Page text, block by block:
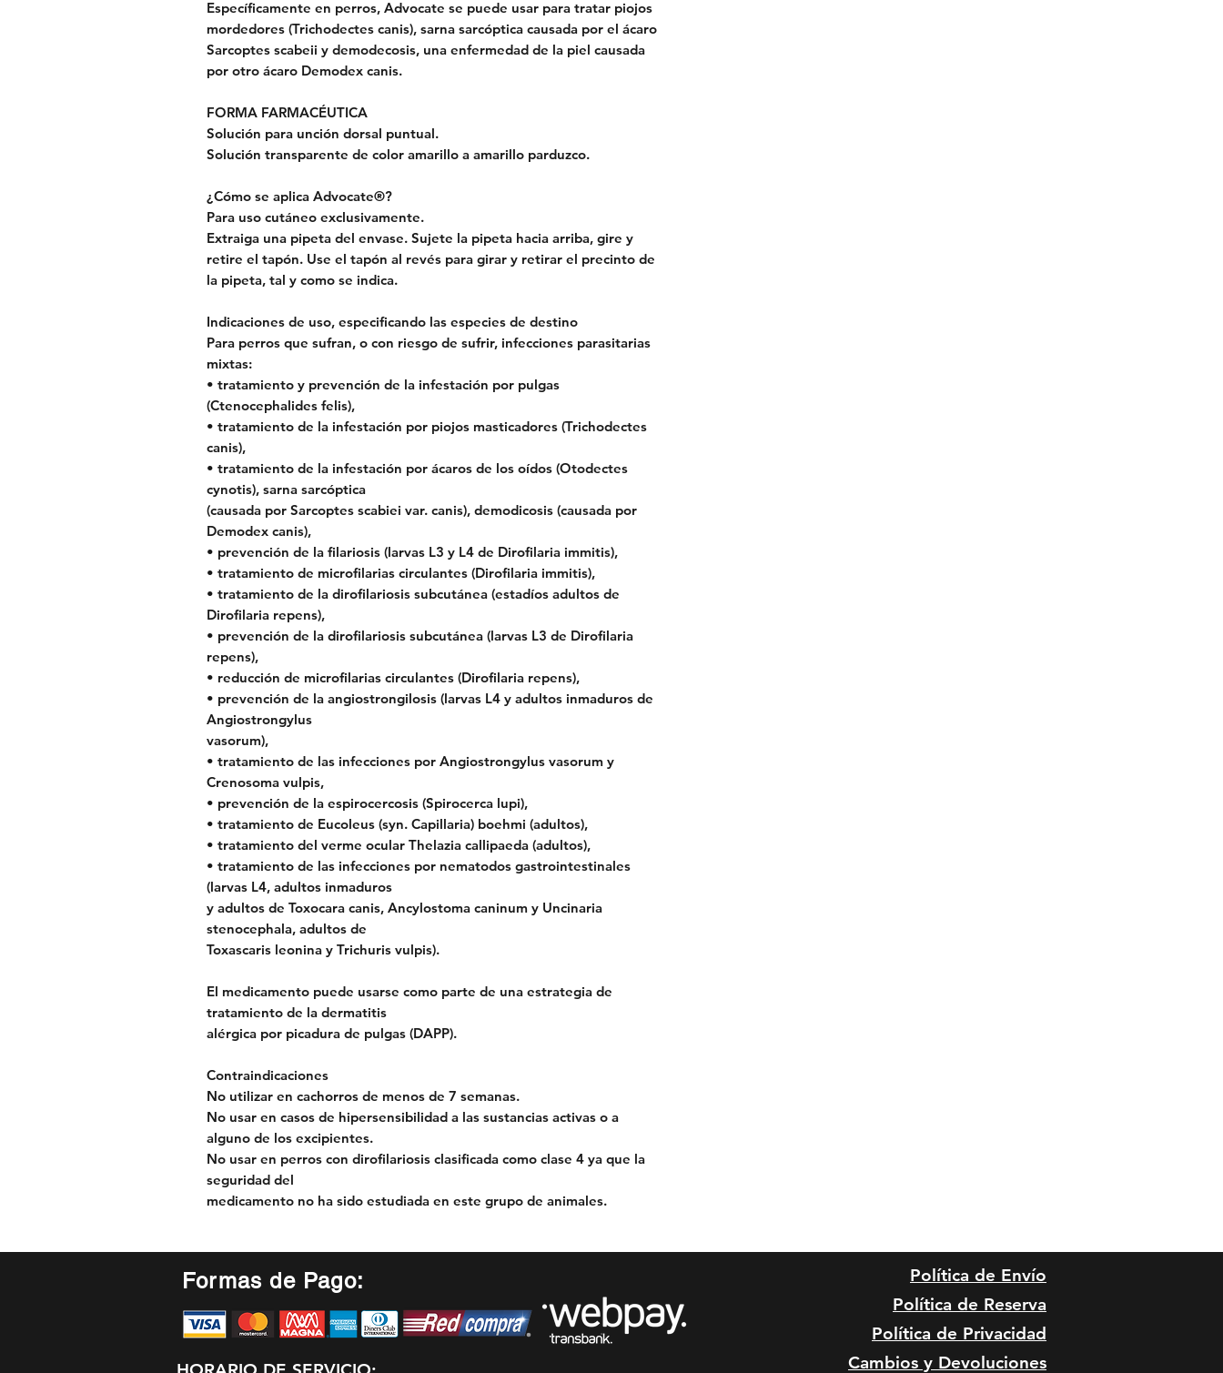
Específicamente en perros, Advocate se puede usar para tratar piojos
mordedores (Trichodectes canis), sarna sarcóptica causada por el ácaro
Sarcoptes scabeii y demodecosis, una enfermedad de la piel causada
por otro ácaro Demodex canis.
FORMA FARMACÉUTICA
Solución para unción dorsal puntual.
Solución transparente de color amarillo a amarillo parduzco.
¿Cómo se aplica Advocate®?
Para uso cutáneo exclusivamente.
Extraiga una pipeta del envase. Sujete la pipeta hacia arriba, gire y
retire el tapón. Use el tapón al revés para girar y retirar el precinto de
la pipeta, tal y como se indica.
Indicaciones de uso, especificando las especies de destino
Para perros que sufran, o con riesgo de sufrir, infecciones parasitarias
mixtas:
• tratamiento y prevención de la infestación por pulgas
(Ctenocephalides felis),
• tratamiento de la infestación por piojos masticadores (Trichodectes
canis),
• tratamiento de la infestación por ácaros de los oídos (Otodectes
cynotis), sarna sarcóptica
(causada por Sarcoptes scabiei var. canis), demodicosis (causada por
Demodex canis),
• prevención de la filariosis (larvas L3 y L4 de Dirofilaria immitis),
• tratamiento de microfilarias circulantes (Dirofilaria immitis),
• tratamiento de la dirofilariosis subcutánea (estadíos adultos de
Dirofilaria repens),
• prevención de la dirofilariosis subcutánea (larvas L3 de Dirofilaria
repens),
• reducción de microfilarias circulantes (Dirofilaria repens),
• prevención de la angiostrongilosis (larvas L4 y adultos inmaduros de
Angiostrongylus
vasorum),
• tratamiento de las infecciones por Angiostrongylus vasorum y
Crenosoma vulpis,
• prevención de la espirocercosis (Spirocerca lupi),
• tratamiento de Eucoleus (syn. Capillaria) boehmi (adultos),
• tratamiento del verme ocular Thelazia callipaeda (adultos),
• tratamiento de las infecciones por nematodos gastrointestinales
(larvas L4, adultos inmaduros
y adultos de Toxocara canis, Ancylostoma caninum y Uncinaria
stenocephala, adultos de
Toxascaris leonina y Trichuris vulpis).
El medicamento puede usarse como parte de una estrategia de
tratamiento de la dermatitis
alérgica por picadura de pulgas (DAPP).
Contraindicaciones
No utilizar en cachorros de menos de 7 semanas.
No usar en casos de hipersensibilidad a las sustancias activas o a
alguno de los excipientes.
No usar en perros con dirofilariosis clasificada como clase 4 ya que la
seguridad del
medicamento no ha sido estudiada en este grupo de animales.
Formas de Pago:
Política de Envío
Política de Reserva
Política de Privacidad
Cambios y Devoluciones